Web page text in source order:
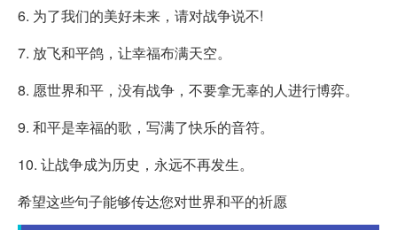
6. 为了我们的美好未来，请对战争说不!
7. 放飞和平鸽，让幸福布满天空。
8. 愿世界和平，没有战争，不要拿无辜的人进行博弈。
9. 和平是幸福的歌，写满了快乐的音符。
10. 让战争成为历史，永远不再发生。
希望这些句子能够传达您对世界和平的祈愿